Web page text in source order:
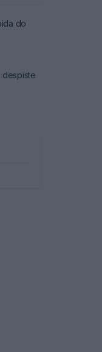
do
despiste